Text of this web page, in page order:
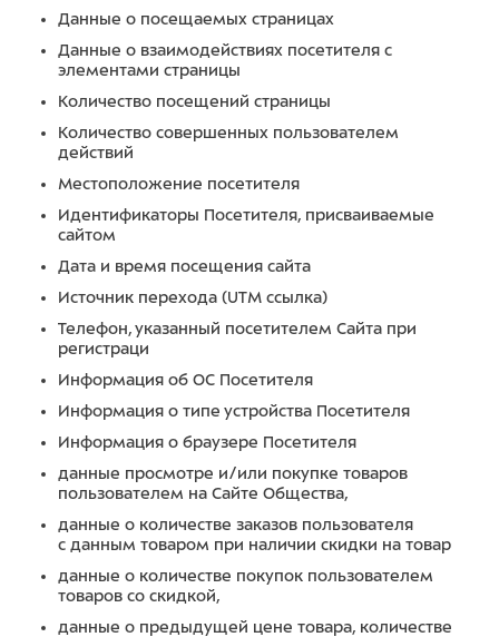
Данные о посещаемых страницах
Данные о взаимодействиях посетителя с
элементами страницы
Количество посещений страницы
Количество совершенных пользователем
действий
Местоположение посетителя
Идентификаторы Посетителя, присваиваемые
сайтом
Дата и время посещения сайта
Источник перехода (UTM ссылка)
Телефон, указанный посетителем Сайта при
регистраци
Информация об ОС Посетителя
Информация о типе устройства Посетителя
Информация о браузере Посетителя
данные просмотре и/или покупке товаров
пользователем на Сайте Общества,
данные о количестве заказов пользователя
с данным товаром при наличии скидки на товар
данные о количестве покупок пользователем
товаров со скидкой,
данные о предыдущей цене товара, количестве